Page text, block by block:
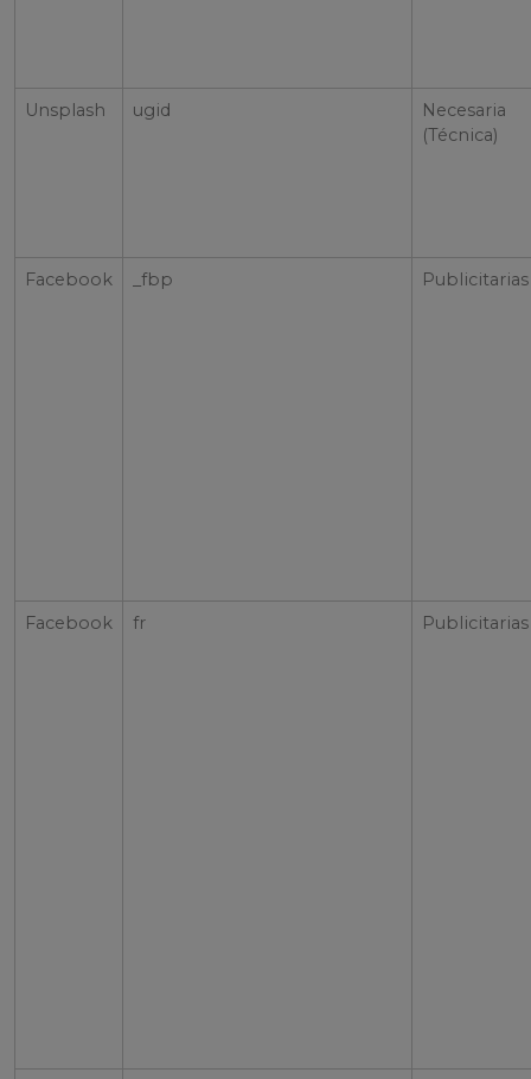
Unsplash ugid
Necesaria
(Técnica)
Facebook _fbp Publicitarias
Facebook fr Publicitarias